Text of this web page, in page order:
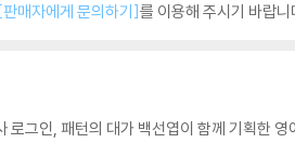
[판매자에게 문의하기]를 이용해 주시기 바랍니
로그인, 패턴의 대가 백선엽이 함께 기획한